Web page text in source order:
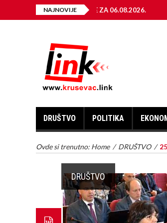
NAJNOVIJE
ENERGIJE ZA 06.08.2026.
DRUŠTVO POLITIKA
Ovde si trenutno: Home / DRUŠTVO /
DRUŠTVO